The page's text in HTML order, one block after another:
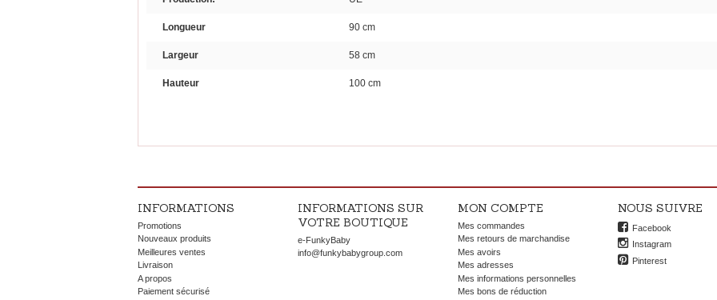
Longueur 90 cm
Largeur 58 cm
Hauteur 100 cm
INFORMATIONS
Promotions
Nouveaux produits
Meilleures ventes
Livraison
A propos
Paiement sécurisé
INFORMATIONS SUR
VOTRE BOUTIQUE
e-FunkyBaby
info@funkybabygroup.com
MON COMPTE
Mes commandes
Mes retours de marchandise
Mes avoirs
Mes adresses
Mes informations personnelles
Mes bons de réduction
NOUS SUIVRE
Facebook
Instagram
Pinterest